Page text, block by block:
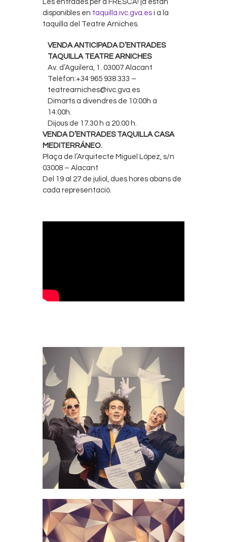
Les entrades per a FRESCA! ja están
disponibles en taquilla.ivc.gva.es i a la
taquilla del Teatre Arniches.
VENDA ANTICIPADA D’ENTRADES
TAQUILLA TEATRE ARNICHES
Av. d’Aguilera, 1. 03007 Alacant
Telèfon:+34 965 938 333 –
teatrearniches@ivc.gva.es
Dimarts a divendres de 10:00h a
14:00h.
Dijous de 17.30 h a 20.00 h.
VENDA D’ENTRADES TAQUILLA CASA
MEDITERRÁNEO.
Plaça de l’Arquitecte Miguel López, s/n
03008 – Alacant
Del 19 al 27 de juliol, dues hores abans de
cada representació.